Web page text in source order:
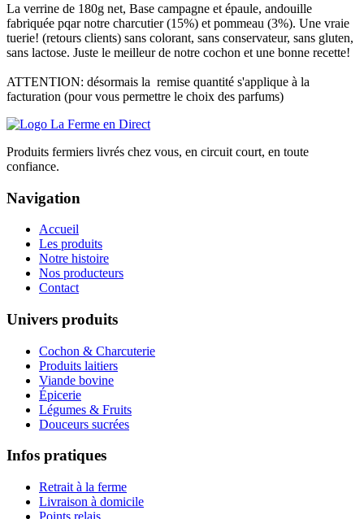
La verrine de 180g net, Base campagne et épaule, andouille
fabriquée pqar notre charcutier (15%) et pommeau (3%). Une vraie
tuerie! (retours clients) sans colorant, sans conservateur, sans gluten,
sans lactose. Juste le meilleur de notre cochon et une bonne recette!
ATTENTION: désormais la remise quantité s'applique à la
facturation (pour vous permettre le choix des parfums)
Produits fermiers livrés chez vous, en circuit court, en toute
confiance.
Navigation
Accueil
Les produits
Notre histoire
Nos producteurs
Contact
Univers produits
Cochon & Charcuterie
Produits laitiers
Viande bovine
Épicerie
Légumes & Fruits
Douceurs sucrées
Infos pratiques
Retrait à la ferme
Livraison à domicile